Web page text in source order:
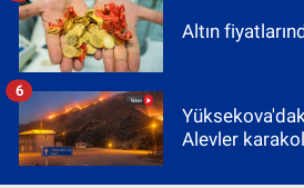
Altın
Alevler
6